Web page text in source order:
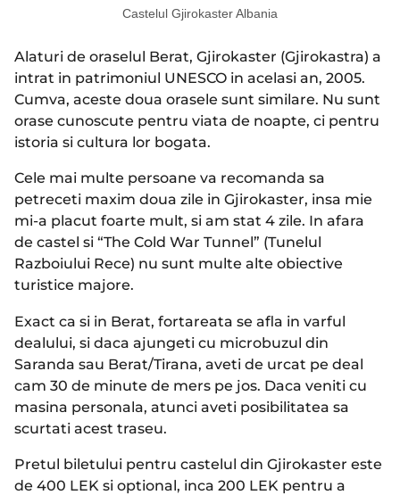
Castelul Gjirokaster Albania
Alaturi de oraselul Berat, Gjirokaster (Gjirokastra) a
intrat in patrimoniul UNESCO in acelasi an, 2005.
Cumva, aceste doua orasele sunt similare. Nu sunt
orase cunoscute pentru viata de noapte, ci pentru
istoria si cultura lor bogata.
Cele mai multe persoane va recomanda sa
petreceti maxim doua zile in Gjirokaster, insa mie
mi-a placut foarte mult, si am stat 4 zile. In afara
de castel si “The Cold War Tunnel” (Tunelul
Razboiului Rece) nu sunt multe alte obiective
turistice majore.
Exact ca si in Berat, fortareata se afla in varful
dealului, si daca ajungeti cu microbuzul din
Saranda sau Berat/Tirana, aveti de urcat pe deal
cam 30 de minute de mers pe jos. Daca veniti cu
masina personala, atunci aveti posibilitatea sa
scurtati acest traseu.
Pretul biletului pentru castelul din Gjirokaster este
de 400 LEK si optional, inca 200 LEK pentru a